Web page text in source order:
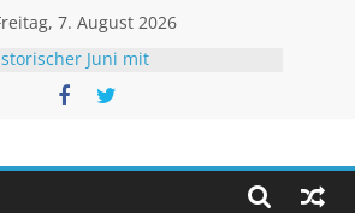
7. August 2026
Juni mit
2026 – Hochsommer mit Folgen